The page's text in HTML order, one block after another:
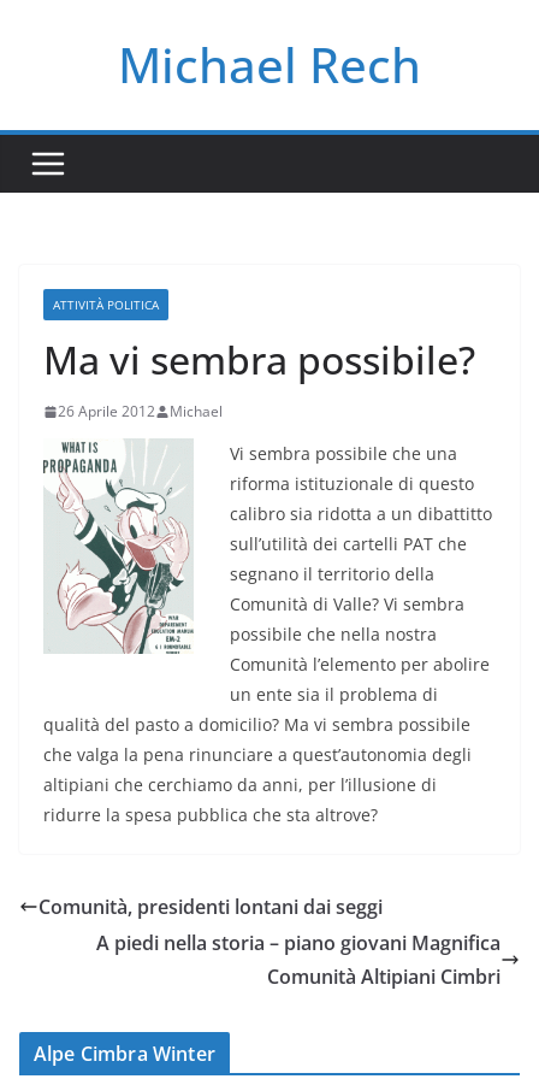
Michael Rech
ATTIVITÀ POLITICA
Ma vi sembra possibile?
26 Aprile 2012 Michael
Vi sembra possibile che una
riforma istituzionale di questo
calibro sia ridotta a un dibattitto
sull’utilità dei cartelli PAT che
segnano il territorio della
Comunità di Valle? Vi sembra
possibile che nella nostra
Comunità l’elemento per abolire
un ente sia il problema di
qualità del pasto a domicilio? Ma vi sembra possibile
che valga la pena rinunciare a quest’autonomia degli
altipiani che cerchiamo da anni, per l’illusione di
ridurre la spesa pubblica che sta altrove?
Comunità, presidenti lontani dai seggi
A piedi nella storia – piano giovani Magnifica
Comunità Altipiani Cimbri
Alpe Cimbra Winter